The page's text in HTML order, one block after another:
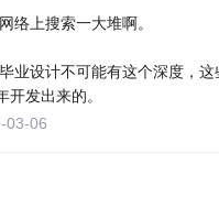
络上搜索一大堆啊。
业设计不可能有这个深度，这
开发出来的。
03-06